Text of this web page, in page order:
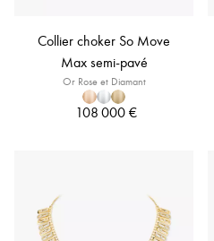
Collier choker So Move
Max semi-pavé
Or Rose et Diamant
108 000 €